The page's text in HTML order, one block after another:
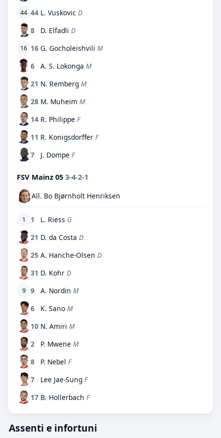
44 44 L. Vuskovic D
8
D. Elfadli D
16 16 G. Gocholeishvili M
6
A. S. Lokonga M
21 N. Remberg M
28 M. Muheim M
14 R. Philippe F
11 R. Konigsdorffer F
7
J. Dompe F
FSV Mainz 05 3-4-2-1
All. Bo Bjørnholt Henriksen
1 1 L. Riess G
21 D. da Costa D
25 A. Hanche-Olsen D
31 D. Kohr D
9 9 A. Nordin M
6
K. Sano M
10 N. Amiri M
2
P. Mwene M
8
P. Nebel F
7
Lee Jae-Sung F
17 B. Hollerbach F
Assenti e infortuni